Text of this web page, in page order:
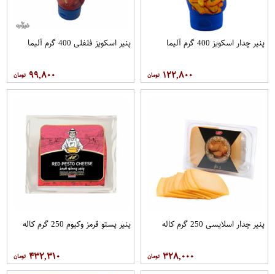
پنیر چدار اسکویز 400 گرم آلیما
۱۲۲,۸۰۰
پنیر اسکویز فلفلی 400 گرم آلیما
۹۹,۸۰۰
پنیر چدار اسلایسی 250 گرم کاله
۳۲۸,۰۰۰
پنیر پستو قرمز وکیوم 250 گرم کاله
۴۳۲,۳۱۰